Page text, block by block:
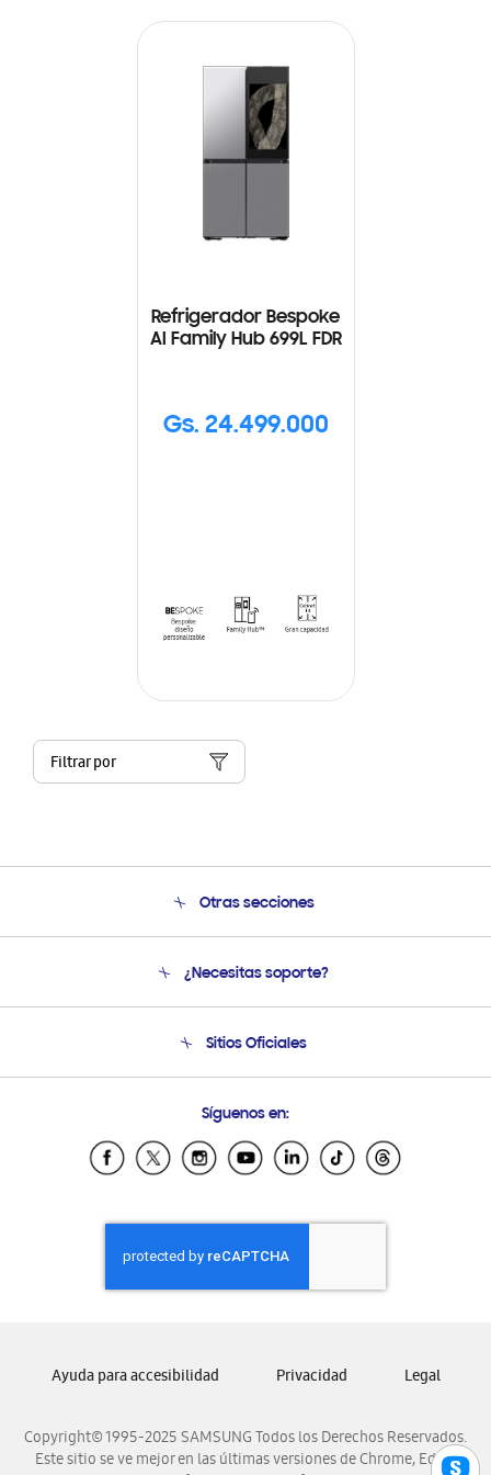
Refrigerador Bespoke
AI Family Hub 699L FDR
Gs. 24.499.000
Filtrar por
Otras secciones
Soporte
Seguimiento de tu pedido
¿Necesitas soporte?
Soporte vía eMail
Sitios Oficiales
Samsung Ecuador
Samsung El Salvador
Samsung Honduras
Samsung Nicaragua
Samsung Panamá
Samsung Venezuela
Síguenos en:
Copyright© 1995-2025 SAMSUNG Todos los Derechos Reservados.
Este sitio se ve mejor en las últimas versiones de Chrome, Edge,
Ayuda para accesibilidad Privacidad Legal